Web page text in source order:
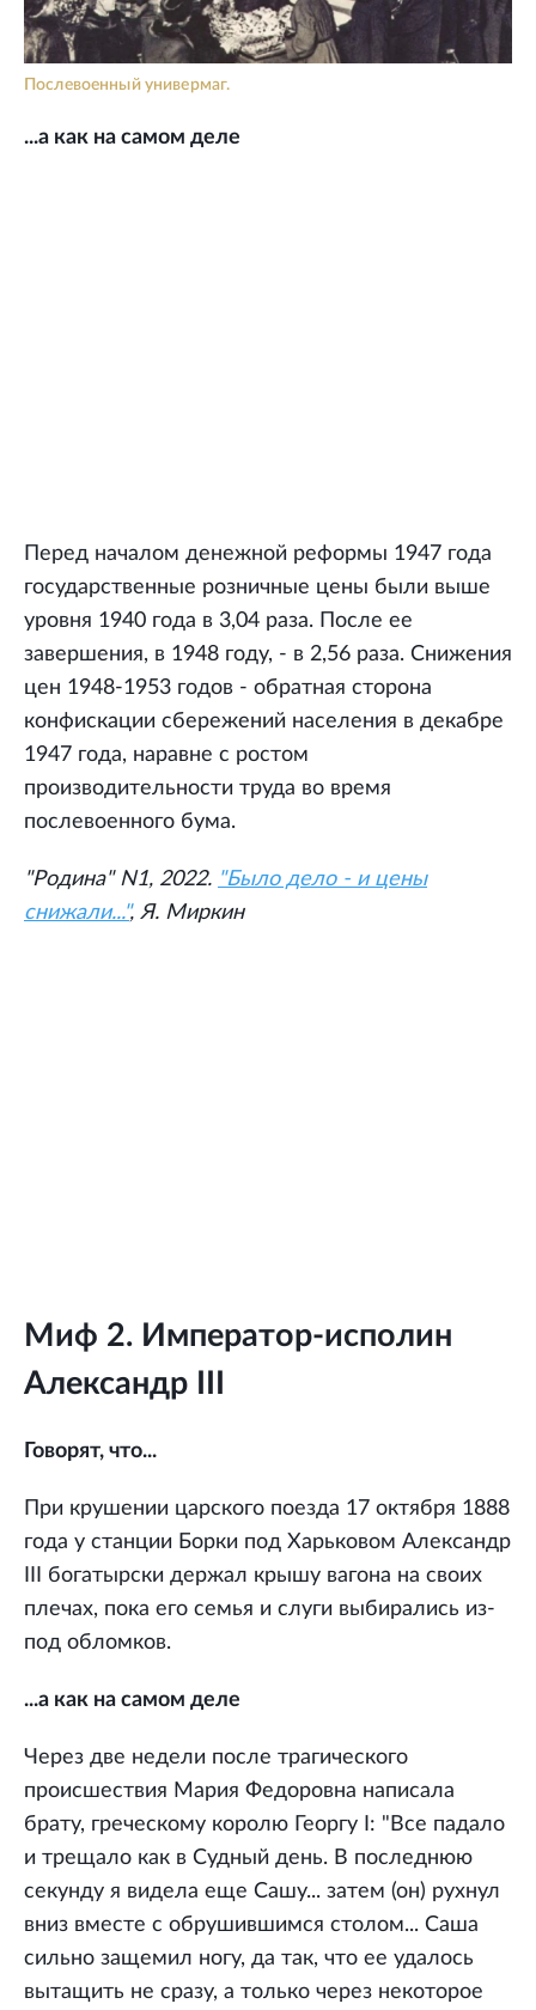
Послевоенный универмаг.
...а как на самом деле
Перед началом денежной реформы 1947 года
государственные розничные цены были выше
уровня 1940 года в 3,04 раза. После ее
завершения, в 1948 году, - в 2,56 раза. Снижения
цен 1948-1953 годов - обратная сторона
конфискации сбережений населения в декабре
1947 года, наравне с ростом
производительности труда во время
послевоенного бума.
"Родина" N1, 2022. "Было дело - и цены
снижали...", Я. Миркин
Миф 2. Император-исполин
Александр III
Говорят, что...
При крушении царского поезда 17 октября 1888
года у станции Борки под Харьковом Александр
III богатырски держал крышу вагона на своих
плечах, пока его семья и слуги выбирались из-
под обломков.
...а как на самом деле
Через две недели после трагического
происшествия Мария Федоровна написала
брату, греческому королю Георгу I: "Все падало
и трещало как в Судный день. В последнюю
секунду я видела еще Сашу... затем (он) рухнул
вниз вместе с обрушившимся столом... Саша
сильно защемил ногу, да так, что ее удалось
вытащить не сразу, а только через некоторое